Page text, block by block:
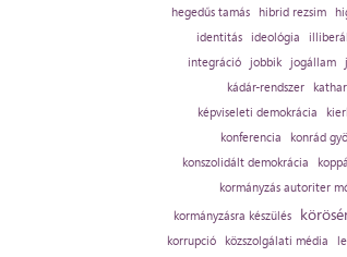
hegedűs tamás
hibrid rezsim
identitás
ideológia
integráció
jobbik jogállam
kádár-rendszer
képviseleti demokrácia
konferencia
konrád
konszolidált demokrácia
kormányzás autoriter
kormányzásra készülés
korrupció közszolgálati média